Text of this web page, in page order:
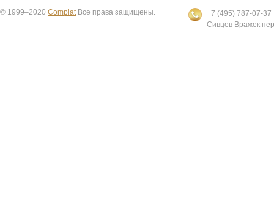
© 1999–2020 ComplatВсе права защищены.
+7 (495) 787-07-37
Сивцев Вражек